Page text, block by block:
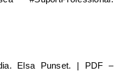
Elsa Punset. | PDF –